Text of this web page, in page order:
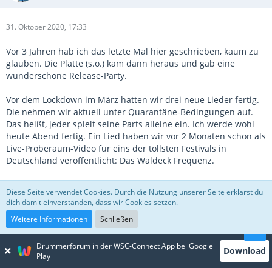
31. Oktober 2020, 17:33
Vor 3 Jahren hab ich das letzte Mal hier geschrieben, kaum zu
glauben. Die Platte (s.o.) kam dann heraus und gab eine
wunderschöne Release-Party.
Vor dem Lockdown im März hatten wir drei neue Lieder fertig.
Die nehmen wir aktuell unter Quarantäne-Bedingungen auf.
Das heißt, jeder spielt seine Parts alleine ein. Ich werde wohl
heute Abend fertig. Ein Lied haben wir vor 2 Monaten schon als
Live-Proberaum-Video für eins der tollsten Festivals in
Deutschland veröffentlicht: Das Waldeck Frequenz.
Das Lied heißt "Ursula" und ist eine Hommage an eine unserer
absoluten Lieblingsbands "Weezer".
Externer Inhalt
www.youtube.com
Inhalte von externen Seiten werden ohne deine
Zustimmung nicht automatisch geladen und angezeigt.
Drummerforum in der WSC-Connect App bei Google
Play
Download
Diese Seite verwendet Cookies. Durch die Nutzung unserer Seite erklärst du
dich damit einverstanden, dass wir Cookies setzen.
Weitere Informationen
Schließen